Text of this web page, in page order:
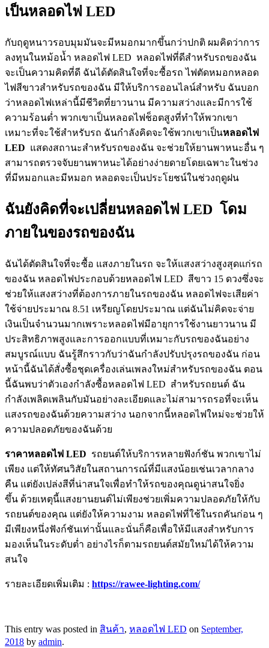
เป็นหลอดไฟ LED
กับฤดูหนาวรอบมุมมันจะมีหมอกมากขึ้นกว่าปกติ ผมคิดว่าการ
ลงทุนในหม้อน้ำ หลอดไฟ LED หลอดไฟที่ดีสำหรับรถของฉัน
จะเป็นความคิดที่ดี ฉันได้ตัดสินใจที่จะซื้อรถ ไฟตัดหมอกหลอด
ไฟสีขาวสำหรับรถของฉัน มีให้บริการออนไลน์สำหรับ ฉันบอก
ว่าหลอดไฟเหล่านี้มีชีวิตที่ยาวนาน มีความสว่างและมีการใช้
ความร้อนต่ำ พวกเขาเป็นหลอดไฟช็อตสูงที่ทำให้พวกเขา
เหมาะที่จะใช้สำหรับรถ ฉันกำลังคิดจะใช้พวกเขาเป็นหลอดไฟ
LED แสดงสถานะสำหรับรถของฉัน จะช่วยให้ยานพาหนะอื่น ๆ
สามารถตรวจจับยานพาหนะได้อย่างง่ายดายโดยเฉพาะในช่วง
ที่มีหมอกและมีหมอก หลอดจะเป็นประโยชน์ในช่วงฤดูฝน
ฉันยังคิดที่จะเปลี่ยนหลอดไฟ LED โดม
ภายในของรถของฉัน
ฉันได้ตัดสินใจที่จะซื้อ แสงภายในรถ จะให้แสงสว่างสูงสุดแก่รถ
ของฉัน หลอดไฟประกอบด้วยหลอดไฟ LED สีขาว 15 ดวงซึ่งจะ
ช่วยให้แสงสว่างที่ต้องการภายในรถของฉัน หลอดไฟจะเสียค่า
ใช้จ่ายประมาณ 8.51 เหรียญโดยประมาณ แต่ฉันไม่คิดจะจ่าย
เงินเป็นจำนวนมากเพราะหลอดไฟมีอายุการใช้งานยาวนาน มี
ประสิทธิภาพสูงและการออกแบบที่เหมาะกับรถของฉันอย่าง
สมบูรณ์แบบ ฉันรู้สึกราวกับว่าฉันกำลังปรับปรุงรถของฉัน ก่อน
หน้านี้ฉันได้สั่งซื้อชุดเครื่องเล่นเพลงใหม่สำหรับรถของฉัน ตอน
นี้ฉันพบว่าตัวเองกำลังซื้อหลอดไฟ LED สำหรับรถยนต์ ฉัน
กำลังเพลิดเพลินกับมันอย่างละเอียดและไม่สามารถรอที่จะเห็น
แสงรถของฉันด้วยความสว่าง นอกจากนี้หลอดไฟใหม่จะช่วยให้
ความปลอดภัยของฉันด้วย
ราคาหลอดไฟ LED รถยนต์ให้บริการหลายฟังก์ชัน พวกเขาไม่
เพียง แต่ให้ทัศนวิสัยในสถานการณ์ที่มีแสงน้อยเช่นเวลากลาง
คืน แต่ยังเปล่งสีที่น่าสนใจเพื่อทำให้รถของคุณดูน่าสนใจยิ่ง
ขึ้น ด้วยเหตุนี้แสงยานยนต์ไม่เพียงช่วยเพิ่มความปลอดภัยให้กับ
รถยนต์ของคุณ แต่ยังให้ความงาม หลอดไฟที่ใช้ในรถคันก่อน ๆ
มีเพียงหนึ่งฟังก์ชันเท่านั้นและนั่นก็คือเพื่อให้มีแสงสำหรับการ
มองเห็นในระดับต่ำ อย่างไรก็ตามรถยนต์สมัยใหม่ได้ให้ความ
สนใจ
รายละเอียดเพิ่มเติม : https://rawee-lighting.com/
This entry was posted in สินค้า, หลอดไฟ LED on September,
2018 by admin.